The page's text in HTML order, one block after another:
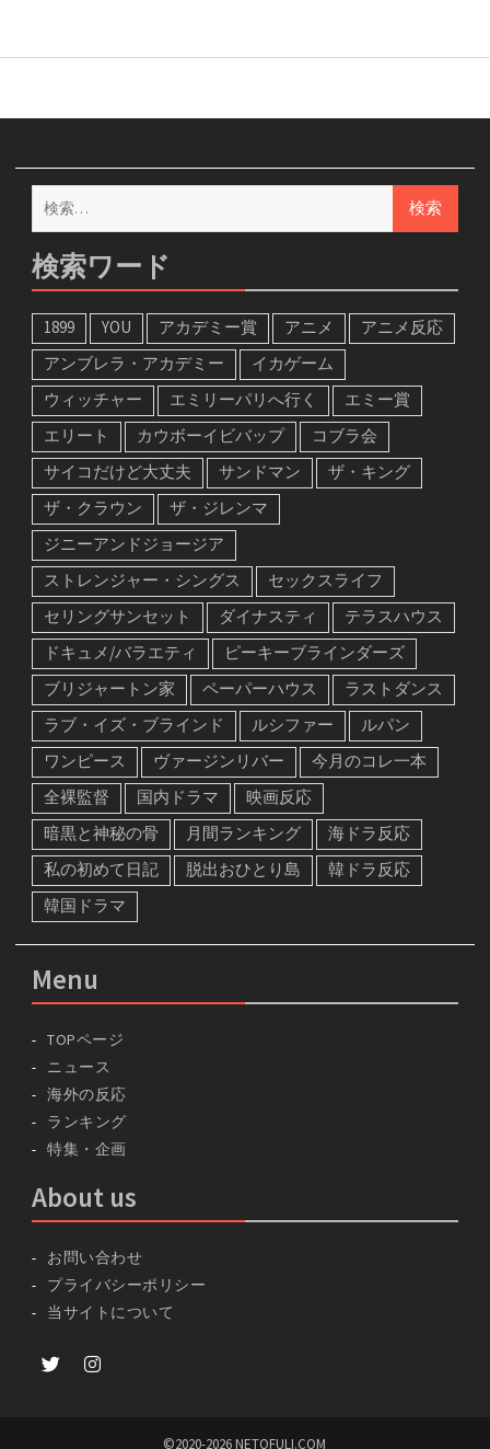
検
索:
検索ワード
1899 YOU アカデミー賞 アニメ
アニメ反応
アンブレラ・アカデミー
イカゲーム
ウィッチャー
エミリーパリへ行く
エミー賞
エリート
カウボーイビバップ
コブラ会
サイコだけど大丈夫
サンドマン
ザ・キング
ザ・クラウン
ザ・ジレンマ
ジニーアンドジョージア
ストレンジャー・シングス
セックスライフ
セリングサンセット
ダイナスティ
テラスハウス
ドキュメ/バラエティ
ピーキーブラインダーズ
ブリジャートン家
ペーパーハウス
ラストダンス
ラブ・イズ・ブラインド
ルシファー
ルパン
ワンピース
ヴァージンリバー
今月のコレ一本
全裸監督
国内ドラマ
映画反応
暗黒と神秘の骨
月間ランキング
海ドラ反応
私の初めて日記
脱出おひとり島
韓ドラ反応
韓国ドラマ
Menu
TOPページ
ニュース
海外の反応
ランキング
特集・企画
About us
お問い合わせ
プライバシーポリシー
当サイトについて
©2020-2026 NETOFULI.COM